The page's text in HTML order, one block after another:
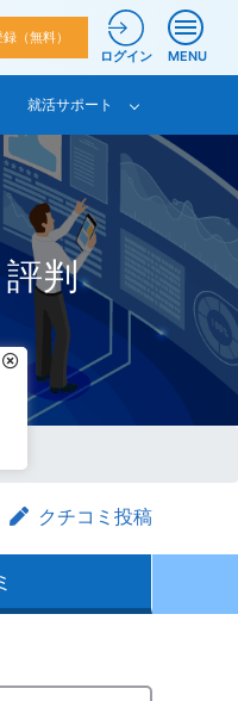
（無料）
ログイン
MENU
就活サポート
判
クチコミ投稿